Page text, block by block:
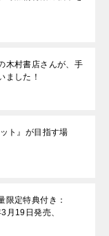
木村書店さんが、手
ました！
ト』が目指す場
定特典付き：
月19日発売、